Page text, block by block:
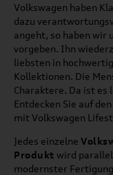
Volkswagen haben
dazu
angeht, so haben wir
vorgeben. Ihn
liebsten in
Kollektionen. Die
Charaktere. Da ist es
Entdecken Sie auf
mit Volkswagen
Jedes einzelne
Produkt wird
modernster